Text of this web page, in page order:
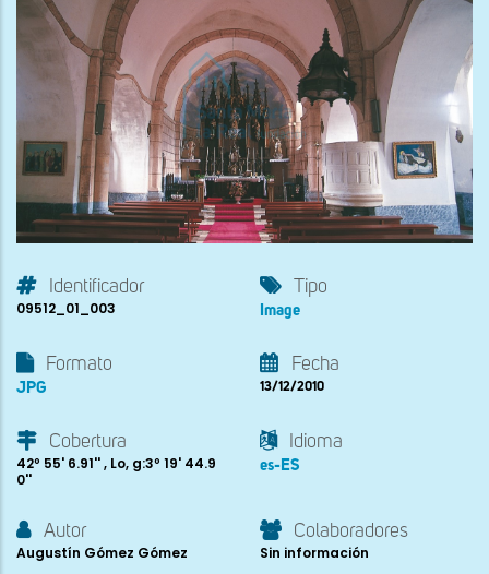
Identificador
09512_01_003
Tipo
Image
Formato
JPG
Fecha
13/12/2010
Cobertura
42º 55' 6.91'' , Lo, g:3º 19' 44.9
0''
Idioma
es-ES
Autor
Augustín Gómez Gómez
Colaboradores
Sin información